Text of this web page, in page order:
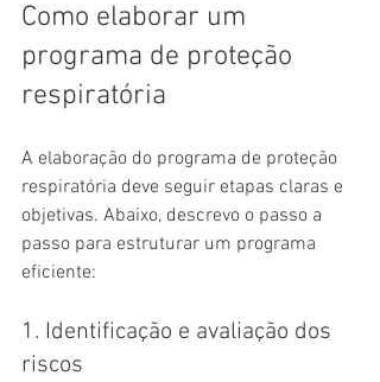
Como elaborar um
programa de proteção
respiratória
A elaboração do programa de proteção
respiratória deve seguir etapas claras e
objetivas. Abaixo, descrevo o passo a
passo para estruturar um programa
eficiente:
1. Identificação e avaliação dos
riscos